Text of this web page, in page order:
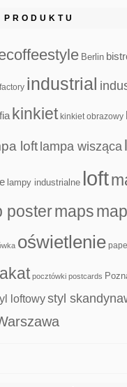
Berlin
factory industrial
kinkiet kinkiet obrazowy
loft lampa wisząca
lampy industrialne loft
postermaps
oświetlenie
pocztówki postcards
loftowystyl